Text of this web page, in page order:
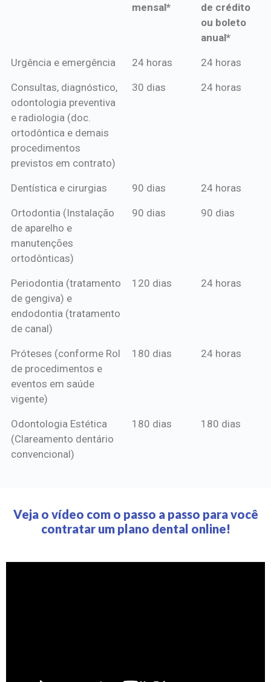
mensal*
de crédito
ou boleto
anual*
*Procedimentos Amil
*Pagamento
mensal*
*Pagamento
de crédito
Urgência e emergência 24 horas 24 horas
Consultas, diagnóstico,
odontologia preventiva
e radiologia (doc.
ortodôntica e demais
procedimentos
previstos em contrato)
30 dias 24 horas
Dentística e cirurgias 90 dias 24 horas
Ortodontia (Instalação
de aparelho e
manutenções
ortodônticas)
90 dias 90 dias
Periodontia (tratamento
de gengiva) e
endodontia (tratamento
de canal)
120 dias 24 horas
Próteses (conforme Rol
de procedimentos e
eventos em saúde
vigente)
180 dias 24 horas
Odontologia Estética
(Clareamento dentário
convencional)
180 dias 180 dias
Veja o vídeo com o passo a passo para você
contratar um plano dental online!